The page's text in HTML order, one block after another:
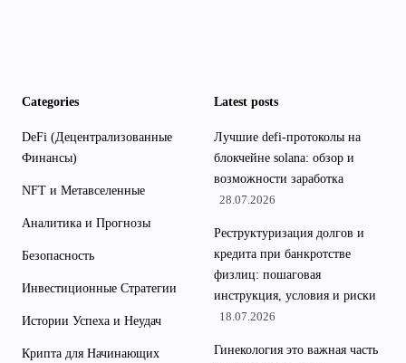
Categories
DeFi (Децентрализованные
Финансы)
NFT и Метавселенные
Аналитика и Прогнозы
Безопасность
Инвестиционные Стратегии
Истории Успеха и Неудач
Крипта для Начинающих
Latest posts
Лучшие defi-протоколы на
блокчейне solana: обзор и
возможности заработка
28.07.2026
Реструктуризация долгов и
кредита при банкротстве
физлиц: пошаговая
инструкция, условия и риски
18.07.2026
Гинекология это важная часть